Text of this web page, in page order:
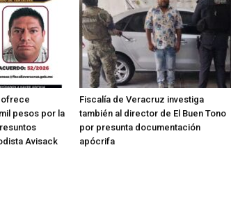
ofrece
pesos por la
Avisack
Fiscalía de Veracruz investiga
también al director de El Buen Tono
por presunta documentación
apócrifa